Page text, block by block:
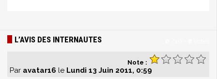
L’AVIS DES INTERNAUTES
Note :
Par avatar16 le Lundi 13 Juin 2011, 0:59